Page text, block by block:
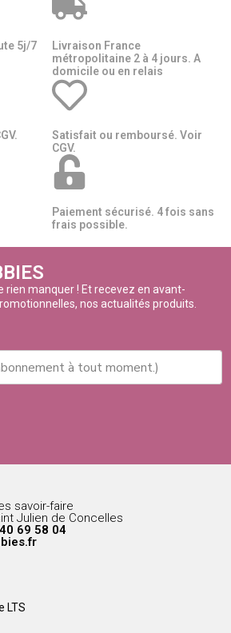
5j/7
Livraison France
métropolitaine 2 à 4 jours. A
domicile ou en relais​​
Satisfait ou remboursé. Voir
CGV.
Paiement sécurisé. 4 fois sans
frais possible.
rien manquer ! Et recevez en avant-
nos actualités produits.
savoir-faire
Julien de Concelles
69 58 04
LTS